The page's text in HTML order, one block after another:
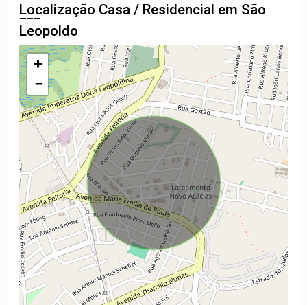
Localização Casa / Residencial em São
Leopoldo
+
−